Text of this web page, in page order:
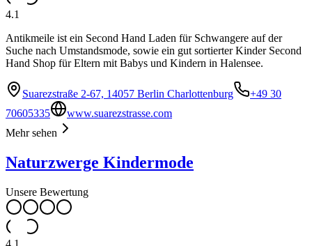
4.1
Antikmeile ist ein Second Hand Laden für Schwangere auf der
Suche nach Umstandsmode, sowie ein gut sortierter Kinder Second
Hand Shop für Eltern mit Babys und Kindern in Halensee.
Suarezstraße 2-67, 14057 Berlin Charlottenburg
+49 30
70605335
www.suarezstrasse.com
Mehr sehen
Naturzwerge Kindermode
Unsere Bewertung
4.1